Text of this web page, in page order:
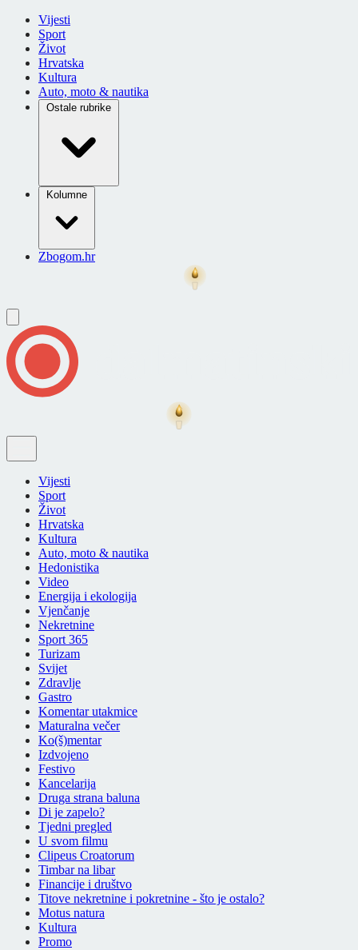
Vijesti
Sport
Život
Hrvatska
Kultura
Auto, moto & nautika
Ostale rubrike
Kolumne
Zbogom.hr
Vijesti
Sport
Život
Hrvatska
Kultura
Auto, moto & nautika
Hedonistika
Video
Energija i ekologija
Vjenčanje
Nekretnine
Sport 365
Turizam
Svijet
Zdravlje
Gastro
Komentar utakmice
Maturalna večer
Ko(š)mentar
Izdvojeno
Festivo
Kancelarija
Druga strana baluna
Di je zapelo?
Tjedni pregled
U svom filmu
Clipeus Croatorum
Timbar na libar
Financije i društvo
Titove nekretnine i pokretnine - što je ostalo?
Motus natura
Kultura
Promo